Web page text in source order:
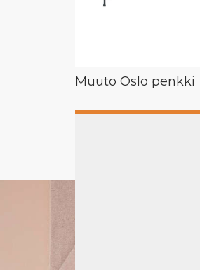
Muuto Oslo penkki